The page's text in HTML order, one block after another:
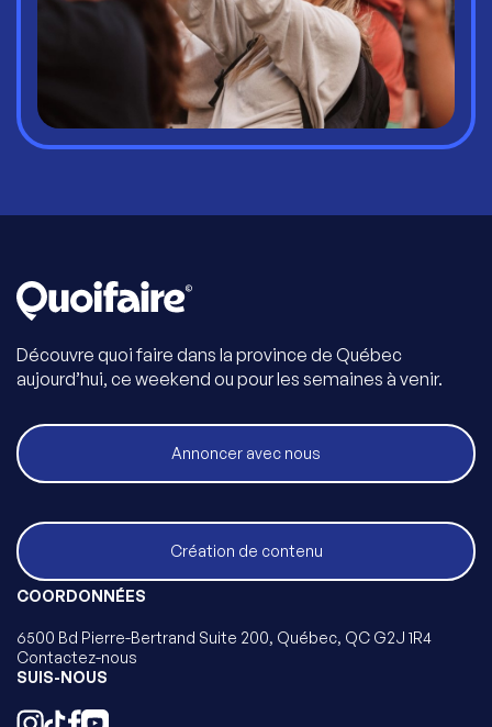
Découvre quoi faire dans la province de Québec
aujourd’hui, ce weekend ou pour les semaines à venir.
Annoncer avec nous
Création de contenu
COORDONNÉES
6500 Bd Pierre-Bertrand Suite 200, Québec, QC G2J 1R4
Contactez-nous
SUIS-NOUS